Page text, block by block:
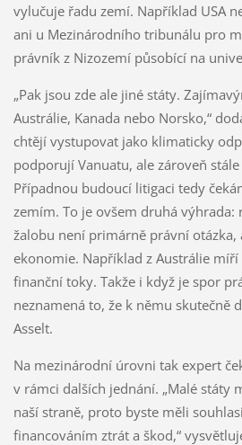
vylučuje řadu zemí. Například USA
ani u Mezinárodního tribunálu pro
právník z Nizozemí působící na
„Pak jsou zde ale jiné státy.
Austrálie, Kanada nebo Norsko,“
chtějí vystupovat jako klimaticky
podporují Vanuatu, ale zároveň
Případnou budoucí litigaci tedy
zemím. To je ovšem druhá
žalobu není primárně právní otázka,
ekonomie. Například z Austrálie
finanční toky. Takže i když je spor
neznamená to, že k němu skutečně
Asselt.
Na mezinárodní úrovni tak expert
v rámci dalších jednání. „Malé státy
naší straně, proto byste měli
financováním ztrát a škod,“